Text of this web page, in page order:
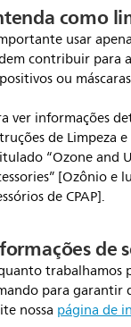
como
usar
contribuir para
ou
ver informações
de Limpeza
“Ozone and
[Ozônio e
de CPAP].
de
trabalhamos
para garantir
nossa página de